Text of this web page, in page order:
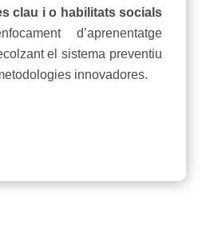
clau i o habilitats socials
d’aprenentatge
el sistema preventiu
innovadores.